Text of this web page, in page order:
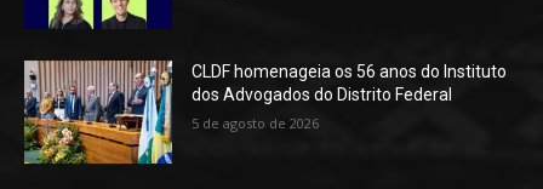
CLDF homenageia os 56 anos do Instituto
dos Advogados do Distrito Federal
5 de agosto de 2026